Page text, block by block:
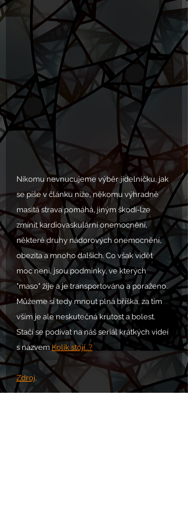
Nikomu nevnucujeme výběr jídelníčku, jak
se píše v článku níže, někomu výhradně
masitá strava pomáhá, jiným škodí-lze
zmínit kardiovaskulární onemocnění,
některé druhy nádorových onemocnění,
obezita a mnoho dalších. Co však vidět
moc není, jsou podmínky, ve kterých
"maso" žije a je transportováno a poraženo.
Můžeme si tedy mnout plná bříška, za tím
vším je ale neskutečná krutost a bolest.
Stačí se podívat na náš seriál krátkých videí
s názvem Kolik stojí...?
Zdroj.